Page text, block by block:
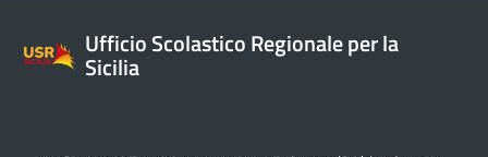
Ufficio Scolastico Regionale per la
Sicilia